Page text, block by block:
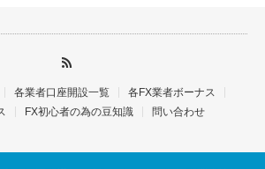
各業者口座開設一覧
各FX業者ボーナス
FX初心者の為の豆知識 問い合わせ